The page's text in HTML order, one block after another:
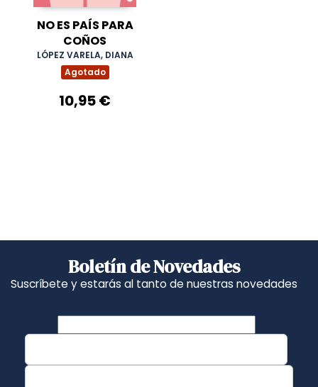
NO ES PAÍS PARA
COÑOS
LÓPEZ VARELA, DIANA
Agotado
10,95 €
Boletín de Novedades
Suscríbete y estarás al tanto de nuestras novedades